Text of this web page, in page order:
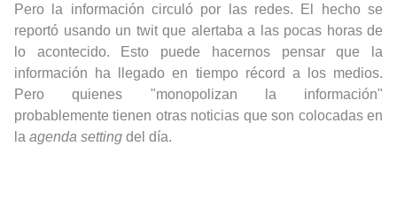
Pero la información circuló por las redes. El hecho se
reportó usando un twit que alertaba a las pocas horas de
lo acontecido. Esto puede hacernos pensar que la
información ha llegado en tiempo récord a los medios.
Pero quienes "monopolizan la información"
probablemente tienen otras noticias que son colocadas en
la agenda setting del día.